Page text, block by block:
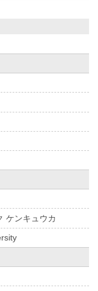
ケンキュウカ